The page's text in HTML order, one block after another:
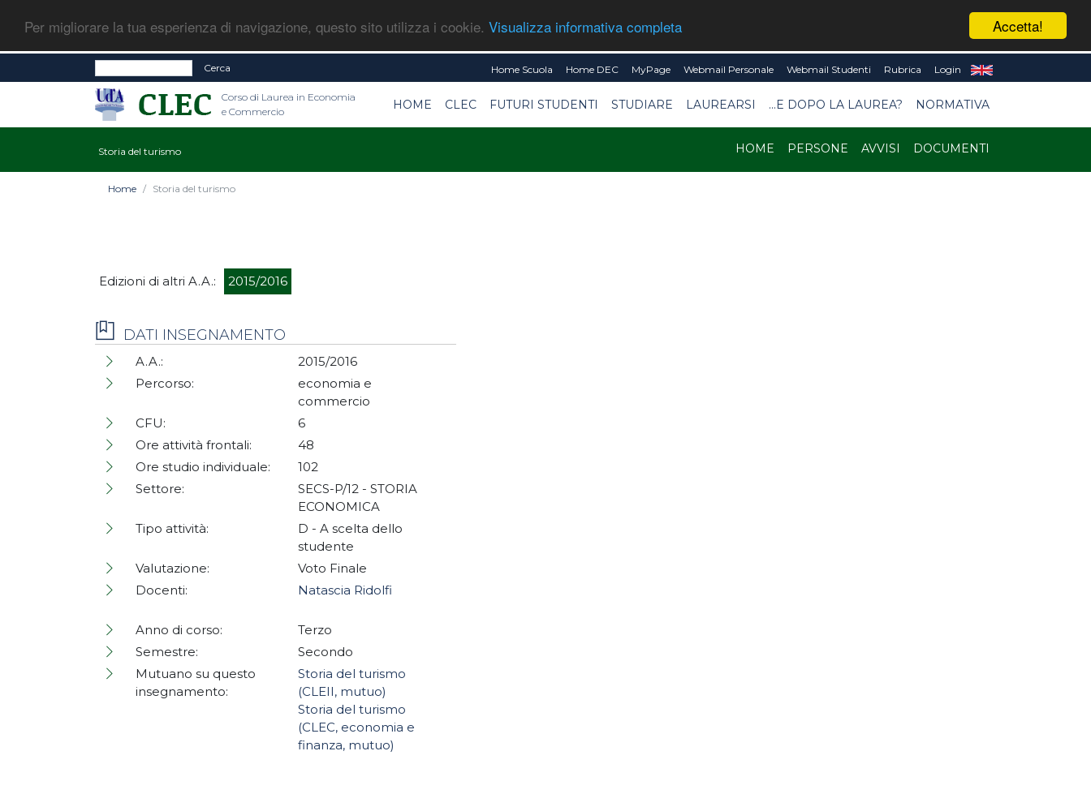
Accetta!
Per migliorare la tua esperienza di navigazione, questo sito utilizza i cookie. Visualizza informativa completa
Cerca Home Scuola Home DEC MyPage Webmail Personale Webmail Studenti Rubrica Login
Corso di Laurea in Economia
e Commercio
HOME CLEC FUTURI STUDENTI STUDIARE LAUREARSI ...E DOPO LA LAUREA? NORMATIVA
Storia del turismo HOME PERSONE AVVISI DOCUMENTI
Home Storia del turismo
Edizioni di altri A.A.: 2015/2016
DATI INSEGNAMENTO
A.A.:
2015/2016
Percorso:
economia e
commercio
CFU:
6
Ore attività frontali:
48
Ore studio individuale:
102
Settore:
SECS-P/12 - STORIA
ECONOMICA
Tipo attività:
D - A scelta dello
studente
Valutazione:
Voto Finale
Docenti:
Natascia Ridolfi
Anno di corso:
Terzo
Semestre:
Secondo
Mutuano su questo
insegnamento:
Storia del turismo
(CLEII, mutuo)
Storia del turismo
(CLEC, economia e
finanza, mutuo)